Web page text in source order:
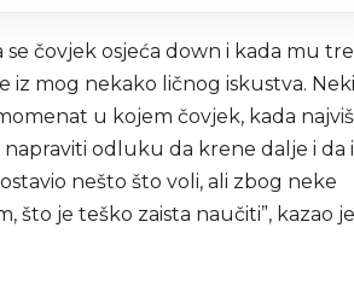
čovjek osjeća down i kada mu
iz mog nekako ličnog iskustva. Neki
u kojem čovjek, kada
odluku da krene dalje i da
nešto što voli, ali zbog neke
što je teško zaista naučiti”, kazao je